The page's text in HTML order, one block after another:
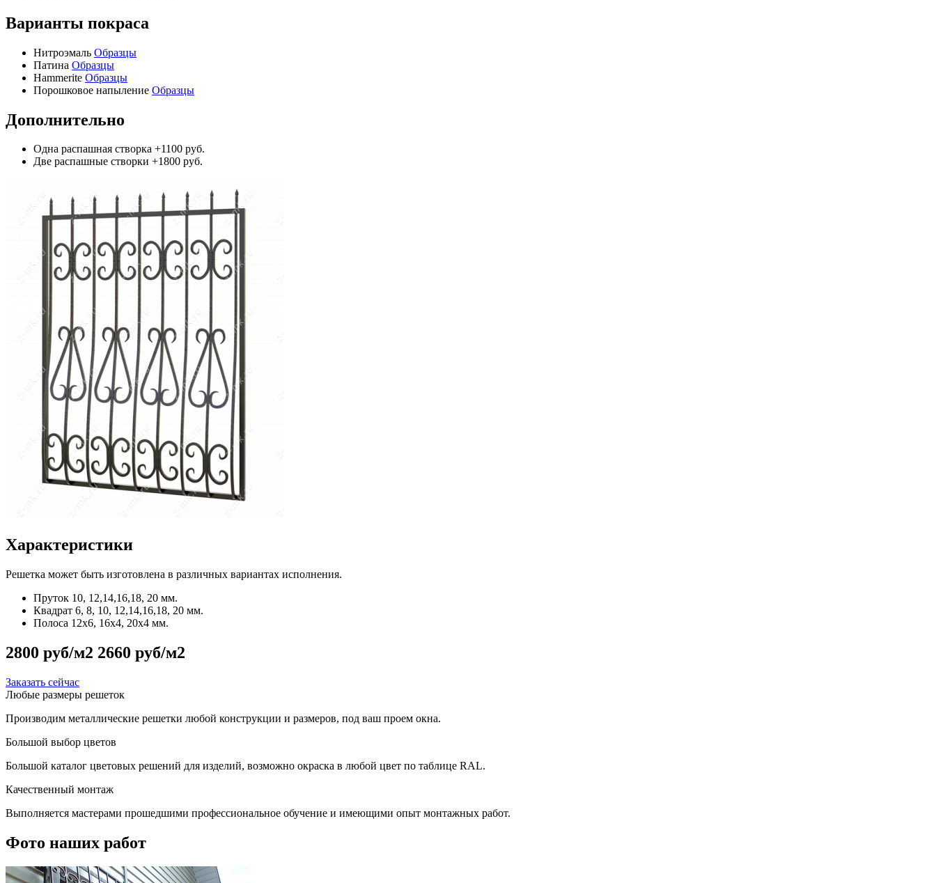
Варианты покраса
Нитроэмаль Образцы
Патина Образцы
Hammerite Образцы
Порошковое напыление Образцы
Дополнительно
Одна распашная створка +1100 руб.
Две распашные створки +1800 руб.
Характеристики
Решетка может быть изготовлена в различных вариантах исполнения.
Пруток 10, 12,14,16,18, 20 мм.
Квадрат 6, 8, 10, 12,14,16,18, 20 мм.
Полоса 12x6, 16x4, 20x4 мм.
2800 руб/м2 2660 руб/м2
Заказать сейчас
Любые размеры решеток
Производим металлические решетки любой конструкции и размеров, под ваш проем окна.
Большой выбор цветов
Большой каталог цветовых решений для изделий, возможно окраска в любой цвет по таблице RAL.
Качественный монтаж
Выполняется мастерами прошедшими профессиональное обучение и имеющими опыт монтажных работ.
Фото наших работ